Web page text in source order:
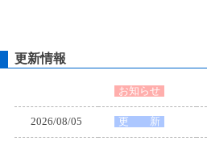
更新情報
お知らせ
2026/08/05 更 新